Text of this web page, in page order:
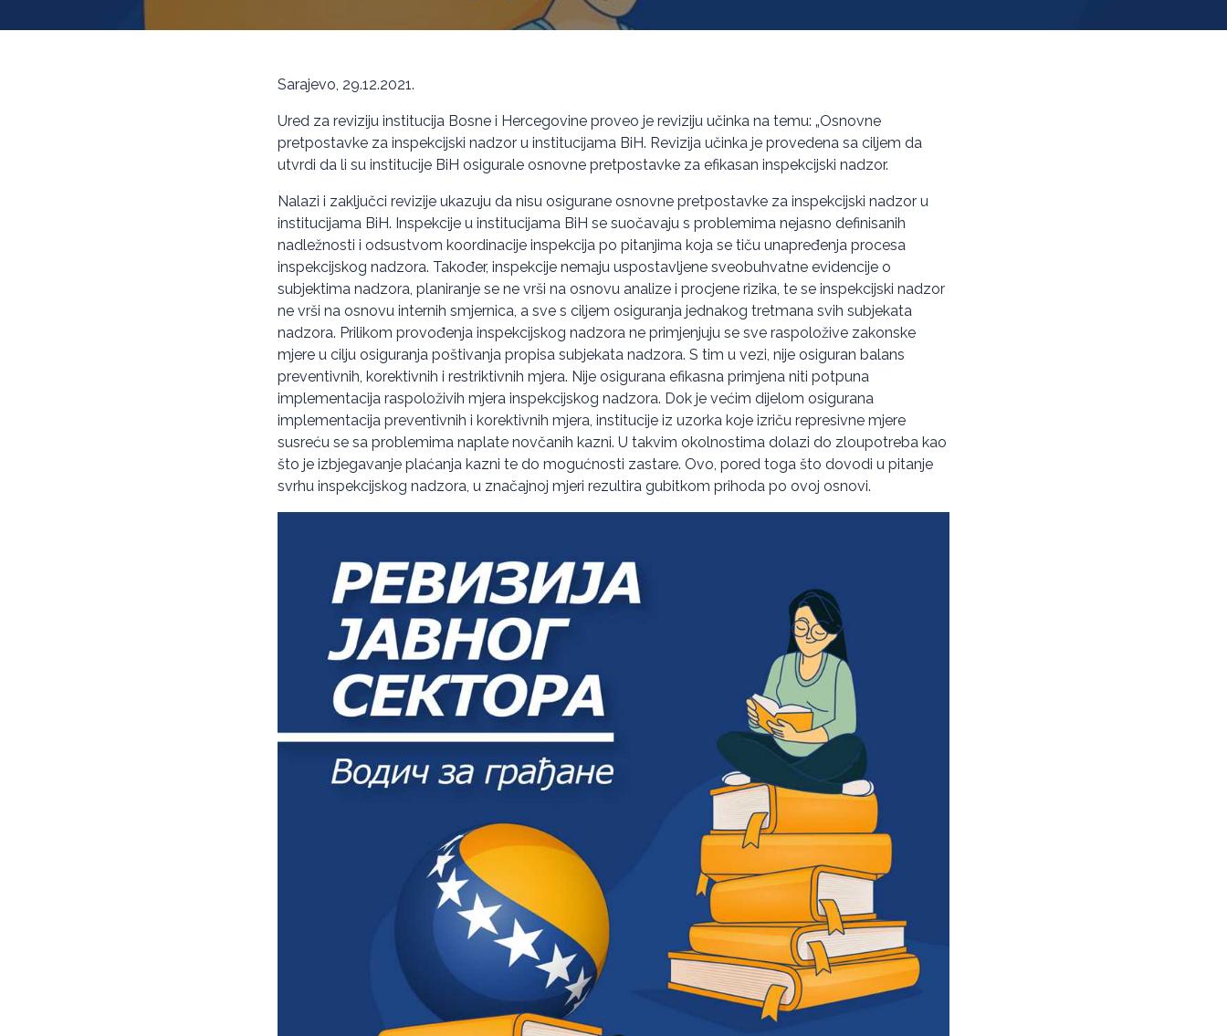
Sarajevo, 29.12.2021.
Ured za reviziju institucija Bosne i Hercegovine proveo je reviziju učinka na temu: „Osnovne
pretpostavke za inspekcijski nadzor u institucijama BiH. Revizija učinka je provedena sa ciljem da
utvrdi da li su institucije BiH osigurale osnovne pretpostavke za efikasan inspekcijski nadzor.
Nalazi i zaključci revizije ukazuju da nisu osigurane osnovne pretpostavke za inspekcijski nadzor u
institucijama BiH. Inspekcije u institucijama BiH se suočavaju s problemima nejasno definisanih
nadležnosti i odsustvom koordinacije inspekcija po pitanjima koja se tiču unapređenja procesa
inspekcijskog nadzora. Također, inspekcije nemaju uspostavljene sveobuhvatne evidencije o
subjektima nadzora, planiranje se ne vrši na osnovu analize i procjene rizika, te se inspekcijski nadzor
ne vrši na osnovu internih smjernica, a sve s ciljem osiguranja jednakog tretmana svih subjekata
nadzora. Prilikom provođenja inspekcijskog nadzora ne primjenjuju se sve raspoložive zakonske
mjere u cilju osiguranja poštivanja propisa subjekata nadzora. S tim u vezi, nije osiguran balans
preventivnih, korektivnih i restriktivnih mjera. Nije osigurana efikasna primjena niti potpuna
implementacija raspoloživih mjera inspekcijskog nadzora. Dok je većim dijelom osigurana
implementacija preventivnih i korektivnih mjera, institucije iz uzorka koje izriču represivne mjere
susreću se sa problemima naplate novčanih kazni. U takvim okolnostima dolazi do zloupotreba kao
što je izbjegavanje plaćanja kazni te do mogućnosti zastare. Ovo, pored toga što dovodi u pitanje
svrhu inspekcijskog nadzora, u značajnoj mjeri rezultira gubitkom prihoda po ovoj osnovi.